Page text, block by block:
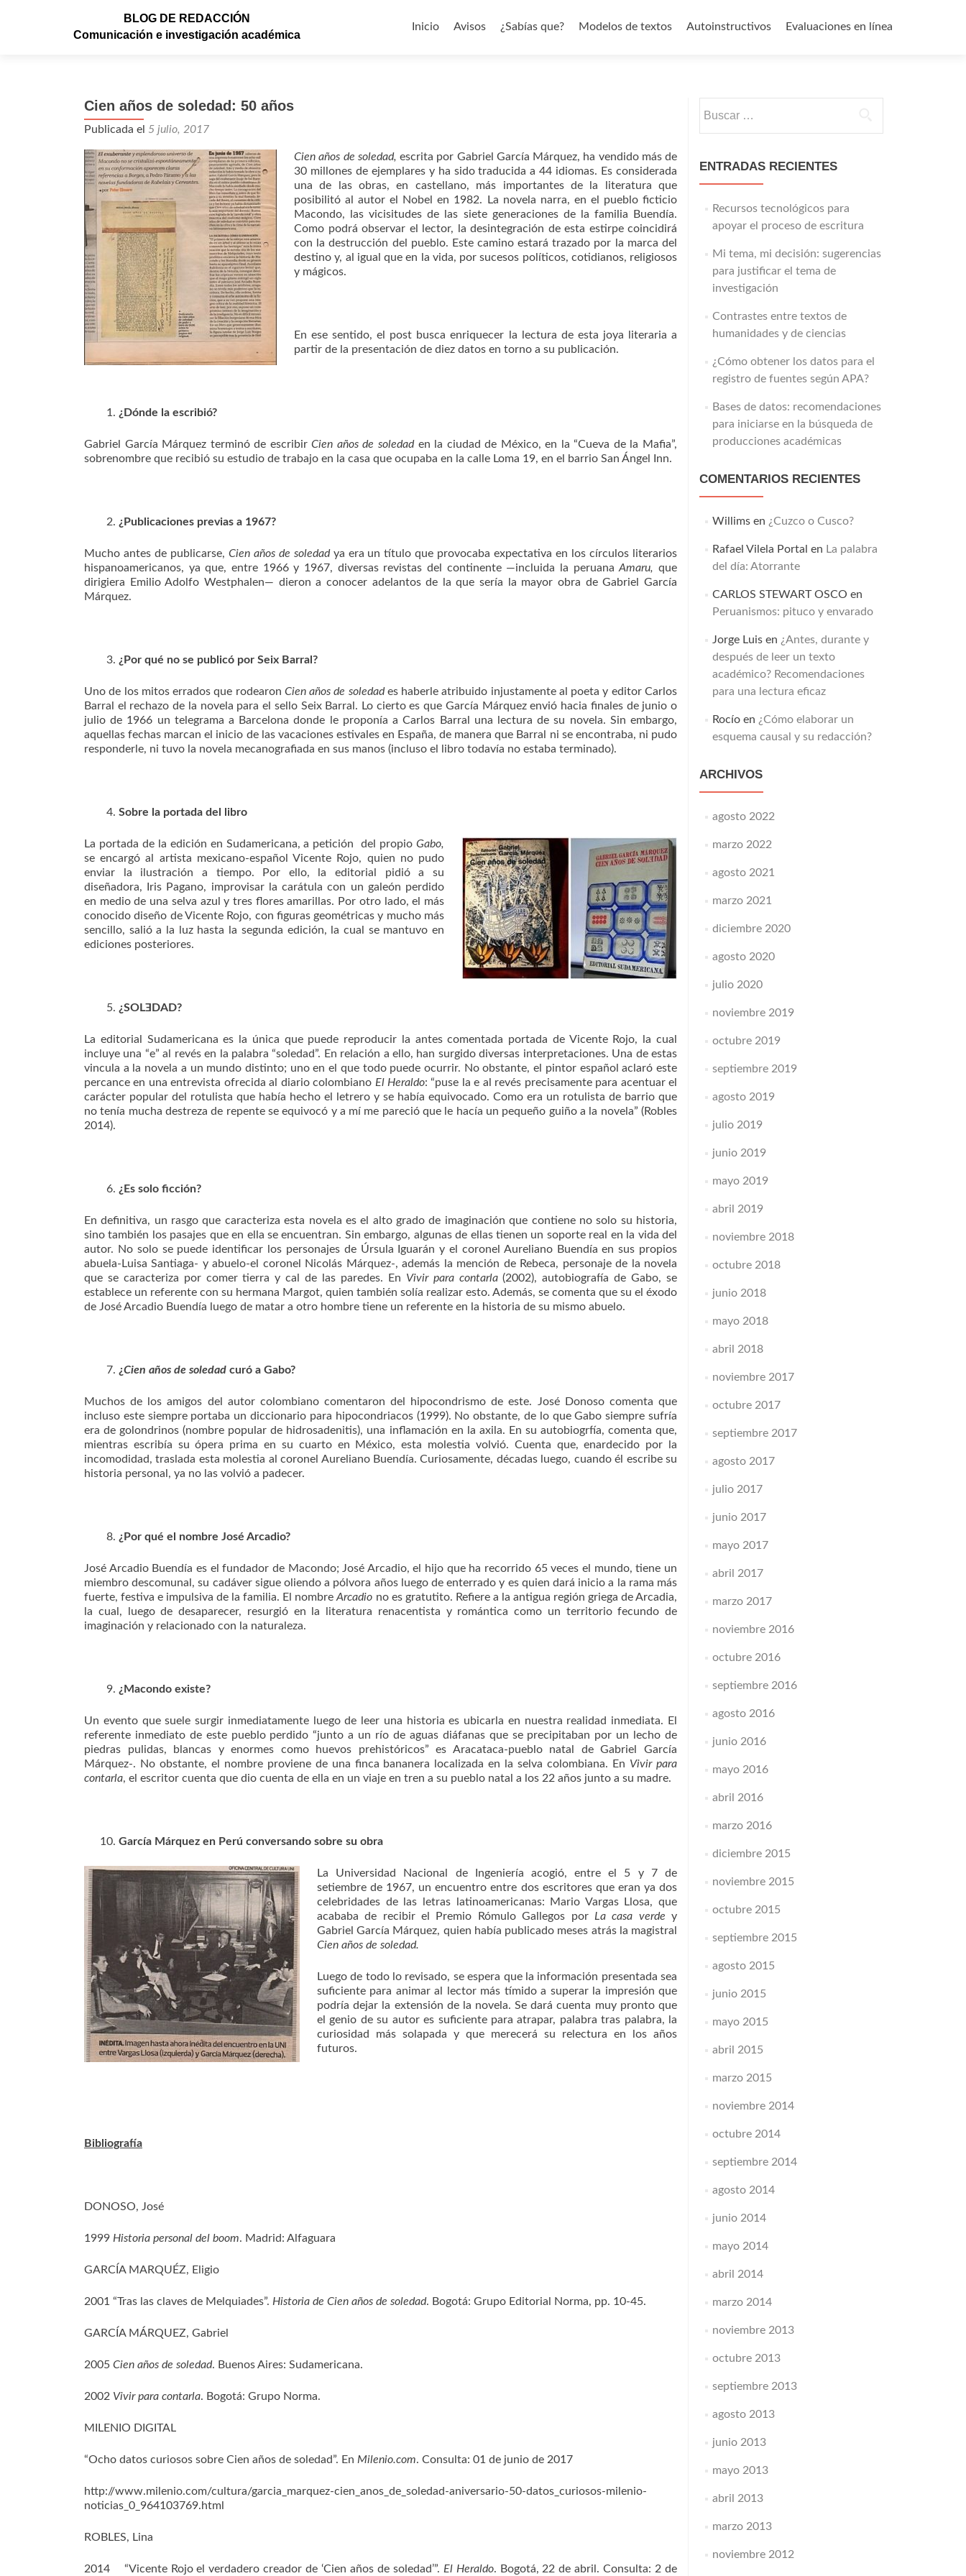
BLOG DE REDACCIÓN
Comunicación e investigación académica
Inicio
Avisos ¿Sabías que? Modelos de textos Autoinstructivos Evaluaciones en línea
Cien años de soledad: 50 años
Publicada el 5 julio, 2017
Cien años de soledad, escrita por Gabriel García Márquez, ha vendido más de
30 millones de ejemplares y ha sido traducida a 44 idiomas. Es considerada
una de las obras, en castellano, más importantes de la literatura que
posibilitó al autor el Nobel en 1982. La novela narra, en el pueblo ficticio
Macondo, las vicisitudes de las siete generaciones de la familia Buendía.
Como podrá observar el lector, la desintegración de esta estirpe coincidirá
con la destrucción del pueblo. Este camino estará trazado por la marca del
destino y, al igual que en la vida, por sucesos políticos, cotidianos, religiosos
y mágicos.
En ese sentido, el post busca enriquecer la lectura de esta joya literaria a
partir de la presentación de diez datos en torno a su publicación.
¿Dónde la escribió?
Gabriel García Márquez terminó de escribirCien años de soledaden la ciudad de México, en la “Cueva de la Mafia”,
sobrenombre que recibió su estudio de trabajo en la casa que ocupaba en la calle Loma 19, en el barrio San Ángel Inn.
¿Publicaciones previas a 1967?
Mucho antes de publicarse, Cien años de soledadya era un título que provocaba expectativa en los círculos literarios
hispanoamericanos, ya que, entre 1966 y 1967, diversas revistas del continente —incluida la peruanaAmaru, que
dirigiera Emilio Adolfo Westphalen— dieron a conocer adelantos de la que sería la mayor obra de Gabriel García
Márquez.
¿Por qué no se publicó por Seix Barral?
Uno de los mitos errados que rodearon Cien años de soledades haberle atribuido injustamente al poeta y editor Carlos
Barral el rechazo de la novela para el sello Seix Barral. Lo cierto es que García Márquez envió hacia finales de junio o
julio de 1966 un telegrama a Barcelona donde le proponía a Carlos Barral una lectura de su novela. Sin embargo,
aquellas fechas marcan el inicio de las vacaciones estivales en España, de manera que Barral ni se encontraba, ni pudo
responderle, ni tuvo la novela mecanografiada en sus manos (incluso el libro todavía no estaba terminado).
Sobre la portada del libro
La portada de la edición en Sudamericana, a petición del propio Gabo,
se encargó al artista mexicano-español Vicente Rojo, quien no pudo
enviar la ilustración a tiempo. Por ello, la editorial pidió a su
diseñadora, Iris Pagano, improvisar la carátula con un galeón perdido
en medio de una selva azul y tres flores amarillas. Por otro lado, el más
conocido diseño de Vicente Rojo, con figuras geométricas y mucho más
sencillo, salió a la luz hasta la segunda edición, la cual se mantuvo en
ediciones posteriores.
¿SOLƎDAD?
La editorial Sudamericana es la única que puede reproducir la antes comentada portada de Vicente Rojo, la cual
incluye una “e” al revés en la palabra “soledad”. En relación a ello, han surgido diversas interpretaciones. Una de estas
vincula a la novela a un mundo distinto; uno en el que todo puede ocurrir. No obstante, el pintor español aclaró este
percance en una entrevista ofrecida al diario colombiano El Heraldo: “puse la e al revés precisamente para acentuar el
carácter popular del rotulista que había hecho el letrero y se había equivocado. Como era un rotulista de barrio que
no tenía mucha destreza de repente se equivocó y a mí me pareció que le hacía un pequeño guiño a la novela” (Robles
2014).
¿Es solo ficción?
En definitiva, un rasgo que caracteriza esta novela es el alto grado de imaginación que contiene no solo su historia,
sino también los pasajes que en ella se encuentran. Sin embargo, algunas de ellas tienen un soporte real en la vida del
autor. No solo se puede identificar los personajes de Úrsula Iguarán y el coronel Aureliano Buendía en sus propios
abuela-Luisa Santiaga- y abuelo-el coronel Nicolás Márquez-, además la mención de Rebeca, personaje de la novela
que se caracteriza por comer tierra y cal de las paredes. En Vivir para contarla(2002), autobiografía de Gabo, se
establece un referente con su hermana Margot, quien también solía realizar esto. Además, se comenta que su el éxodo
de José Arcadio Buendía luego de matar a otro hombre tiene un referente en la historia de su mismo abuelo.
¿Cien años de soledad curó a Gabo?
Muchos de los amigos del autor colombiano comentaron del hipocondrismo de este. José Donoso comenta que
incluso este siempre portaba un diccionario para hipocondriacos (1999). No obstante, de lo que Gabo siempre sufría
era de golondrinos (nombre popular de hidrosadenitis), una inflamación en la axila. En su autobiogrfía, comenta que,
mientras escribía su ópera prima en su cuarto en México, esta molestia volvió. Cuenta que, enardecido por la
incomodidad, traslada esta molestia al coronel Aureliano Buendía. Curiosamente, décadas luego, cuando él escribe su
historia personal, ya no las volvió a padecer.
¿Por qué el nombre José Arcadio?
José Arcadio Buendía es el fundador de Macondo; José Arcadio, el hijo que ha recorrido 65 veces el mundo, tiene un
miembro descomunal, su cadáver sigue oliendo a pólvora años luego de enterrado y es quien dará inicio a la rama más
fuerte, festiva e impulsiva de la familia. El nombreArcadio no es gratutito. Refiere a la antigua región griega de Arcadia,
la cual, luego de desaparecer, resurgió en la literatura renacentista y romántica como un territorio fecundo de
imaginación y relacionado con la naturaleza.
¿Macondo existe?
Un evento que suele surgir inmediatamente luego de leer una historia es ubicarla en nuestra realidad inmediata. El
referente inmediato de este pueblo perdido “junto a un río de aguas diáfanas que se precipitaban por un lecho de
piedras pulidas, blancas y enormes como huevos prehistóricos” es Aracataca-pueblo natal de Gabriel García
Márquez-. No obstante, el nombre proviene de una finca bananera localizada en la selva colombiana. En Vivir para
contarla, el escritor cuenta que dio cuenta de ella en un viaje en tren a su pueblo natal a los 22 años junto a su madre.
García Márquez en Perú conversando sobre su obra
La Universidad Nacional de Ingeniería acogió, entre el 5 y 7 de
setiembre de 1967, un encuentro entre dos escritores que eran ya dos
celebridades de las letras latinoamericanas: Mario Vargas Llosa, que
acababa de recibir el Premio Rómulo Gallegos por La casa verde y
Gabriel García Márquez, quien había publicado meses atrás la magistral
Cien años de soledad.
Luego de todo lo revisado, se espera que la información presentada sea
suficiente para animar al lector más tímido a superar la impresión que
podría dejar la extensión de la novela. Se dará cuenta muy pronto que
el genio de su autor es suficiente para atrapar, palabra tras palabra, la
curiosidad más solapada y que merecerá su relectura en los años
futuros.
Bibliografía
DONOSO, José
1999 Historia personal del boom. Madrid: Alfaguara
GARCÍA MARQUÉZ, Eligio
2001 “Tras las claves de Melquiades”. Historia de Cien años de soledad. Bogotá: Grupo Editorial Norma, pp. 10-45.
GARCÍA MÁRQUEZ, Gabriel
2005 Cien años de soledad. Buenos Aires: Sudamericana.
2002 Vivir para contarla. Bogotá: Grupo Norma.
MILENIO DIGITAL
“Ocho datos curiosos sobre Cien años de soledad”. En Milenio.com. Consulta: 01 de junio de 2017
http://www.milenio.com/cultura/garcia_marquez-cien_anos_de_soledad-aniversario-50-datos_curiosos-milenio-
noticias_0_964103769.html
ROBLES, Lina
2014 “Vicente Rojo el verdadero creador de ‘Cien años de soledad’”. El Heraldo. Bogotá, 22 de abril. Consulta: 2 de
ENTRADAS RECIENTES
Recursos tecnológicos para
apoyar el proceso de escritura
Mi tema, mi decisión: sugerencias
para justificar el tema de
investigación
Contrastes entre textos de
humanidades y de ciencias
¿Cómo obtener los datos para el
registro de fuentes según APA?
Bases de datos: recomendaciones
para iniciarse en la búsqueda de
producciones académicas
COMENTARIOS RECIENTES
Willimsen ¿Cuzco o Cusco?
Rafael Vilela Portal en La palabra
del día: Atorrante
CARLOS STEWART OSCO en
Peruanismos: pituco y envarado
Jorge Luisen ¿Antes, durante y
después de leer un texto
académico? Recomendaciones
para una lectura eficaz
Rocíoen ¿Cómo elaborar un
esquema causal y su redacción?
ARCHIVOS
agosto 2022
marzo 2022
agosto 2021
marzo 2021
diciembre 2020
agosto 2020
julio 2020
noviembre 2019
octubre 2019
septiembre 2019
agosto 2019
julio 2019
junio 2019
mayo 2019
abril 2019
noviembre 2018
octubre 2018
junio 2018
mayo 2018
abril 2018
noviembre 2017
octubre 2017
septiembre 2017
agosto 2017
julio 2017
junio 2017
mayo 2017
abril 2017
marzo 2017
noviembre 2016
octubre 2016
septiembre 2016
agosto 2016
junio 2016
mayo 2016
abril 2016
marzo 2016
diciembre 2015
noviembre 2015
octubre 2015
septiembre 2015
agosto 2015
junio 2015
mayo 2015
abril 2015
marzo 2015
noviembre 2014
octubre 2014
septiembre 2014
agosto 2014
junio 2014
mayo 2014
abril 2014
marzo 2014
noviembre 2013
octubre 2013
septiembre 2013
agosto 2013
junio 2013
mayo 2013
abril 2013
marzo 2013
noviembre 2012